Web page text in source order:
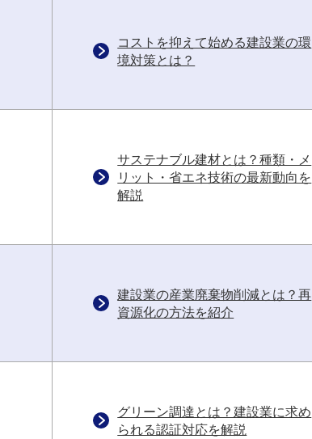
コストを抑えて始める建設業の環
境対策とは？
サステナブル建材とは？種類・メ
リット・省エネ技術の最新動向を
解説
建設業の産業廃棄物削減とは？再
資源化の方法を紹介
グリーン調達とは？建設業に求め
られる認証対応を解説